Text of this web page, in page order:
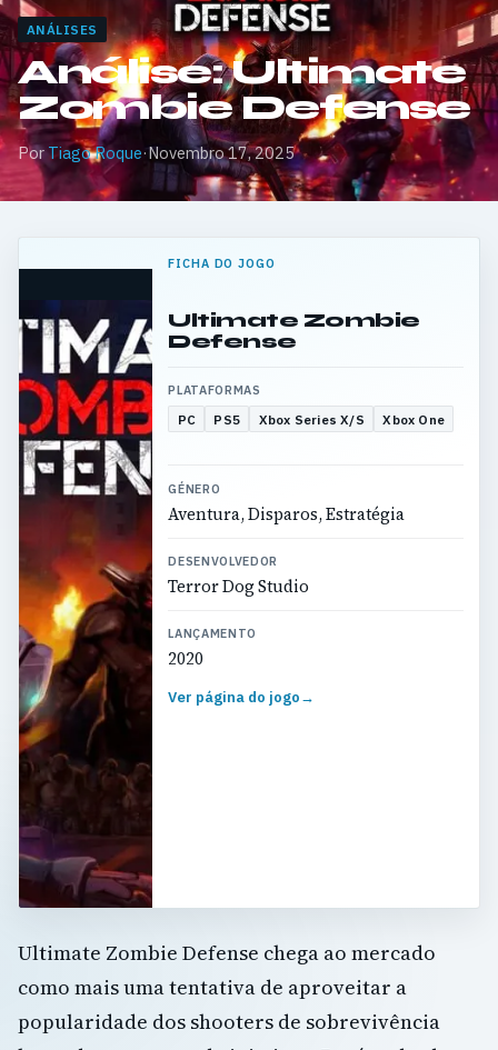
ANÁLISES
Análise: Ultimate
Zombie Defense
PorTiago Roque·Novembro 17, 2025
FICHA DO JOGO
Ultimate Zombie
Defense
PLATAFORMAS
PC PS5 Xbox Series X/S Xbox One
GÉNERO
Aventura, Disparos, Estratégia
DESENVOLVEDOR
Terror Dog Studio
LANÇAMENTO
2020
Ver página do jogo→
Ultimate Zombie Defense chega ao mercado
como mais uma tentativa de aproveitar a
popularidade dos shooters de sobrevivência